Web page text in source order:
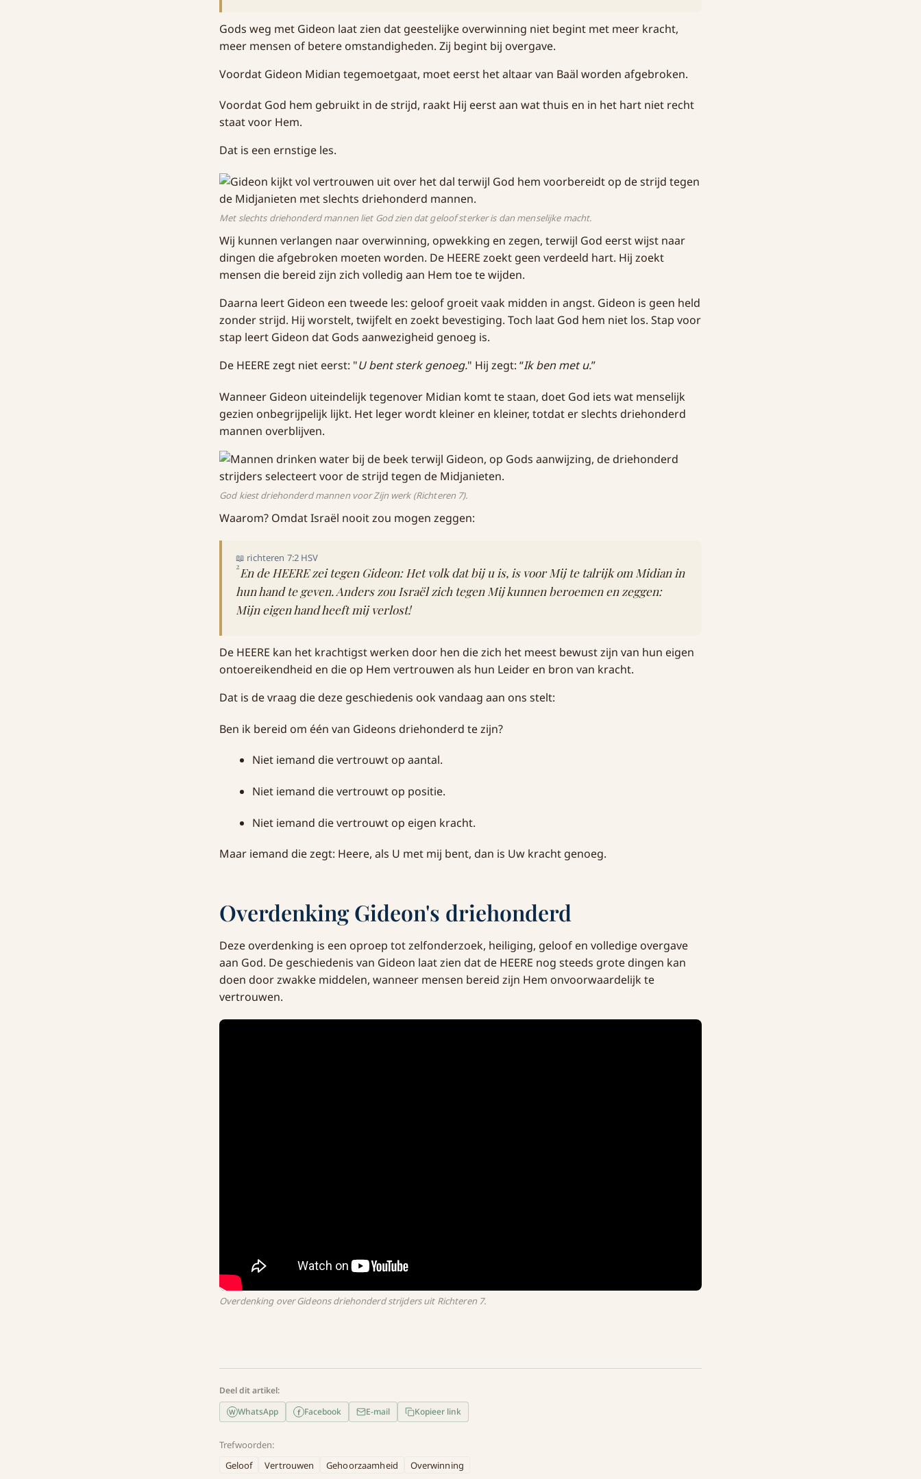
Gods weg met Gideon laat zien dat geestelijke overwinning niet begint met meer kracht,
meer mensen of betere omstandigheden. Zij begint bij overgave.
Voordat Gideon Midian tegemoetgaat, moet eerst het altaar van Baäl worden afgebroken.
Voordat God hem gebruikt in de strijd, raakt Hij eerst aan wat thuis en in het hart niet recht
staat voor Hem.
Dat is een ernstige les.
Met slechts driehonderd mannen liet God zien dat geloof sterker is dan menselijke macht.
Wij kunnen verlangen naar overwinning, opwekking en zegen, terwijl God eerst wijst naar
dingen die afgebroken moeten worden. De HEERE zoekt geen verdeeld hart. Hij zoekt
mensen die bereid zijn zich volledig aan Hem toe te wijden.
Daarna leert Gideon een tweede les: geloof groeit vaak midden in angst. Gideon is geen held
zonder strijd. Hij worstelt, twijfelt en zoekt bevestiging. Toch laat God hem niet los. Stap voor
stap leert Gideon dat Gods aanwezigheid genoeg is.
De HEERE zegt niet eerst: "U bent sterk genoeg." Hij zegt: “Ik ben met u.”
Wanneer Gideon uiteindelijk tegenover Midian komt te staan, doet God iets wat menselijk
gezien onbegrijpelijk lijkt. Het leger wordt kleiner en kleiner, totdat er slechts driehonderd
mannen overblijven.
God kiest driehonderd mannen voor Zijn werk (Richteren 7).
Waarom? Omdat Israël nooit zou mogen zeggen:
📖 richteren 7:2 HSV
2 En de HEERE zei tegen Gideon: Het volk dat bij u is, is voor Mij te talrijk om Midian in
hun hand te geven. Anders zou Israël zich tegen Mij kunnen beroemen en zeggen:
Mijn eigen hand heeft mij verlost!
De HEERE kan het krachtigst werken door hen die zich het meest bewust zijn van hun eigen
ontoereikendheid en die op Hem vertrouwen als hun Leider en bron van kracht.
Dat is de vraag die deze geschiedenis ook vandaag aan ons stelt:
Ben ik bereid om één van Gideons driehonderd te zijn?
Niet iemand die vertrouwt op aantal.
Niet iemand die vertrouwt op positie.
Niet iemand die vertrouwt op eigen kracht.
Maar iemand die zegt: Heere, als U met mij bent, dan is Uw kracht genoeg.
Overdenking Gideon's driehonderd
Deze overdenking is een oproep tot zelfonderzoek, heiliging, geloof en volledige overgave
aan God. De geschiedenis van Gideon laat zien dat de HEERE nog steeds grote dingen kan
doen door zwakke middelen, wanneer mensen bereid zijn Hem onvoorwaardelijk te
vertrouwen.
Overdenking over Gideons driehonderd strijders uit Richteren 7.
Deel dit artikel:
W WhatsApp f Facebook E-mail Kopieer link
Trefwoorden:
Geloof
Vertrouwen Gehoorzaamheid Overwinning